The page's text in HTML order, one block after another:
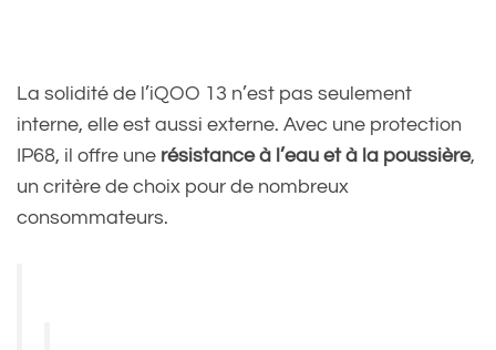
La solidité de l’iQOO 13 n’est pas seulement
interne, elle est aussi externe. Avec une protection
IP68, il offre une résistance à l’eau et à la poussière,
un critère de choix pour de nombreux
consommateurs.